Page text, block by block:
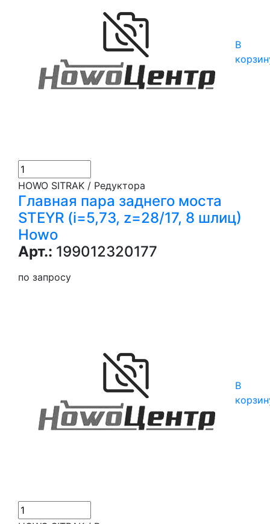
В
HOWO SITRAK / Редуктора
Главная пара заднего моста
STEYR (i=5,73, z=28/17, 8 шлиц)
Howo
Арт.: 199012320177
по запросу
В